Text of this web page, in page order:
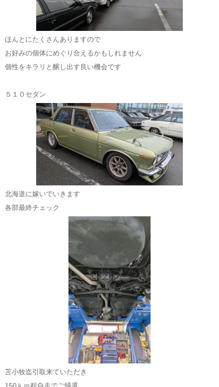
ほんとにたくさんありますので
お好みの個体にめぐり合えるかもしれません
個性をキラリと醸し出す良い機会です
５１０セダン
北海道に嫁いでいきます
各部最終チェック
苫小牧迄引取来ていただき